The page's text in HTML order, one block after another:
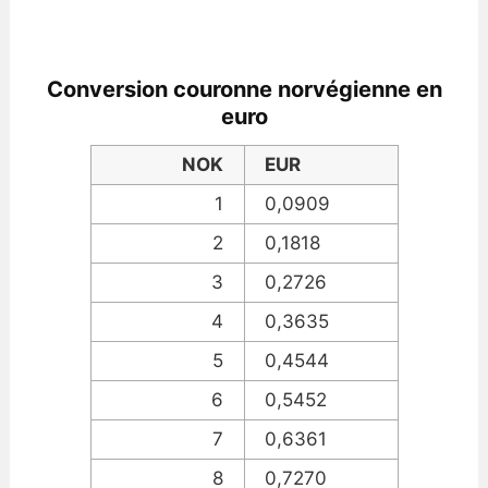
Conversion couronne norvégienne en
euro
NOK
EUR
1
0,0909
2
0,1818
3
0,2726
4
0,3635
5
0,4544
6
0,5452
7
0,6361
8
0,7270